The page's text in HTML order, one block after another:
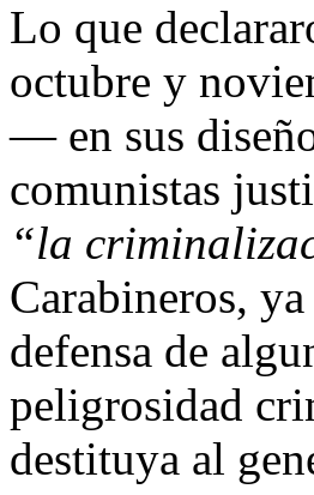
Lo que
octubre y
— en sus
comunistas
“la
Carabineros,
defensa de
peligrosidad
destituya al